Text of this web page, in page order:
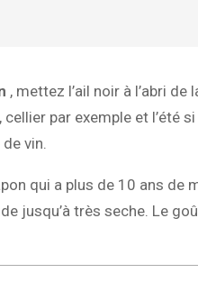
, mettez l’ail noir à l’abri
cellier par exemple et
vin.
qui a plus de 10 ans
jusqu’à très seche. Le